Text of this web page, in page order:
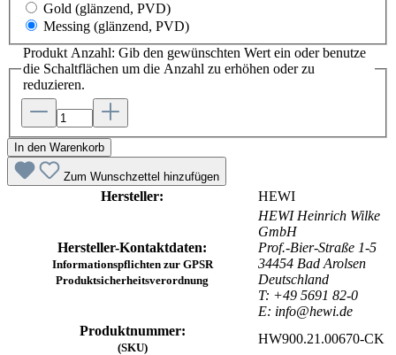
Gold (glänzend, PVD)
Messing (glänzend, PVD)
Produkt Anzahl: Gib den gewünschten Wert ein oder benutze
die Schaltflächen um die Anzahl zu erhöhen oder zu
reduzieren.
In den Warenkorb
Zum Wunschzettel hinzufügen
Hersteller: HEWI
Hersteller-Kontaktdaten:
Informationspflichten zur GPSR
Produktsicherheitsverordnung
HEWI Heinrich Wilke
GmbH
Prof.-Bier-Straße 1-5
34454 Bad Arolsen
Deutschland
T: +49 5691 82-0
E: info@hewi.de
Produktnummer:
(SKU)
HW900.21.00670-CK